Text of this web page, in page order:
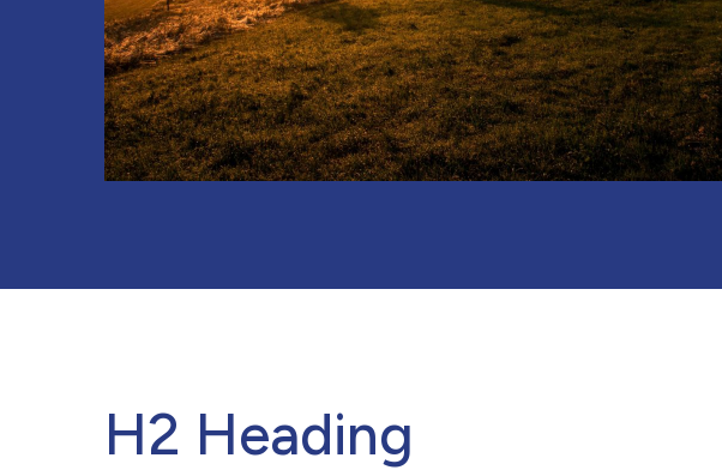
H2 Heading